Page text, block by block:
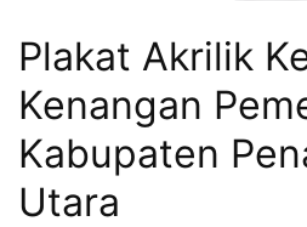
Plakat Akrilik
Kenangan
Kabupaten
Utara